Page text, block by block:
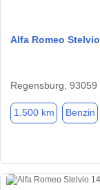
Alfa Romeo Stelvio
Regensburg, 93059
1.500 km Benzin